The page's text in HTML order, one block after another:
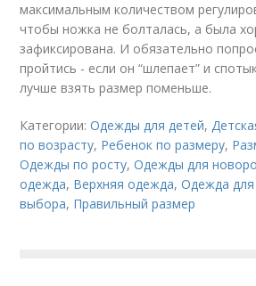
максимальным количеством
чтобы ножка не болталась, а была
зафиксирована. И обязательно
пройтись - если он “шлепает” и
лучше взять размер поменьше.
Категории:Одежды для детей,
по возрасту, Ребенок по размеру,
Одежды по росту,Одежды для
одежда, Верхняя одежда,Одежда для
выбора, Правильный размер